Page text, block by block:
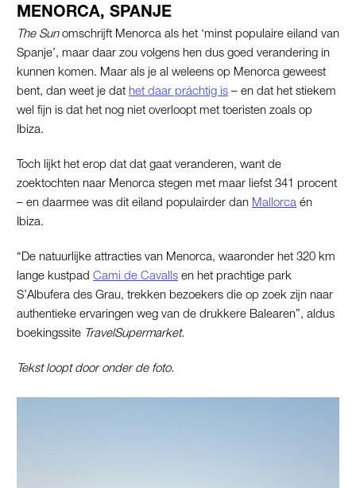
MENORCA, SPANJE
The Sunomschrijft Menorca als het ‘minst populaire eiland van
Spanje’, maar daar zou volgens hen dus goed verandering in
kunnen komen. Maar als je al weleens op Menorca geweest
bent, dan weet je dat het daar práchtig is – en dat het stiekem
wel fijn is dat het nog niet overloopt met toeristen zoals op
Ibiza.
Toch lijkt het erop dat dat gaat veranderen, want de
zoektochten naar Menorca stegen met maar liefst 341 procent
– en daarmee was dit eiland populairder dan Mallorca én
Ibiza.
“De natuurlijke attracties van Menorca, waaronder het 320 km
lange kustpad Cami de Cavalls en het prachtige park
S’Albufera des Grau, trekken bezoekers die op zoek zijn naar
authentieke ervaringen weg van de drukkere Balearen”, aldus
boekingssite TravelSupermarket.
Tekst loopt door onder de foto.